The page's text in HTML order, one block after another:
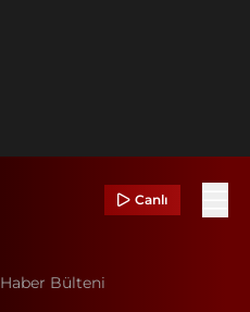
Canlı
Haber Bülteni